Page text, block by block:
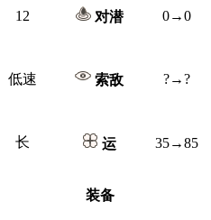
12 对潜 0→0
低速 索敌 ?→?
长 运 35→85
装备